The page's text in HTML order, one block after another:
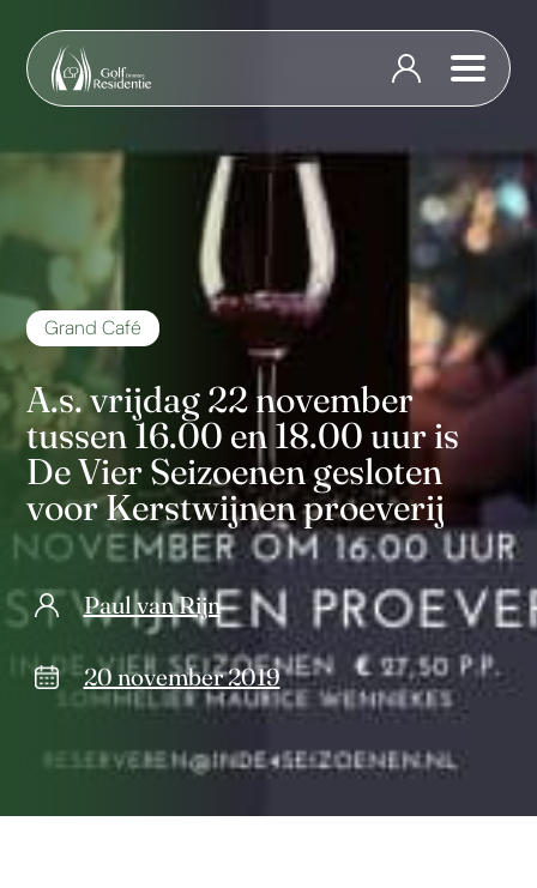
Grand Café
A.s. vrijdag 22 november
tussen 16.00 en 18.00 uur is
De Vier Seizoenen gesloten
voor Kerstwijnen proeverij
Paul van Rijn
20 november 2019